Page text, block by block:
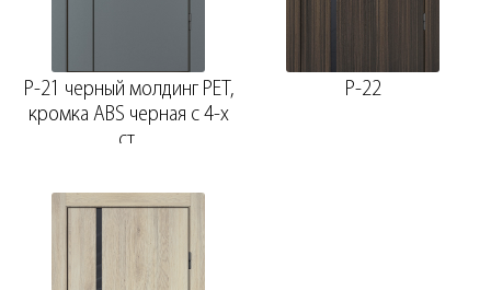
P-21 черный молдинг PET,
кромка ABS черная c 4-х
ст.
P-22